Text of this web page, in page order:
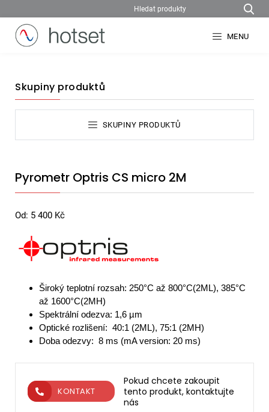
MENU
Skupiny produktů
SKUPINY PRODUKTŮ
Pyrometr Optris CS micro 2M
Od: 5 400 Kč
Široký teplotní rozsah: 250°C až 800°C(2ML), 385°C
až 1600°C(2MH)
Spektrální odezva: 1,6 µm
Optické rozlišení: 40:1 (2ML), 75:1 (2MH)
Doba odezvy: 8 ms (mA version: 20 ms)
Pokud chcete zakoupit
tento produkt, kontaktujte
nás
KONTAKT